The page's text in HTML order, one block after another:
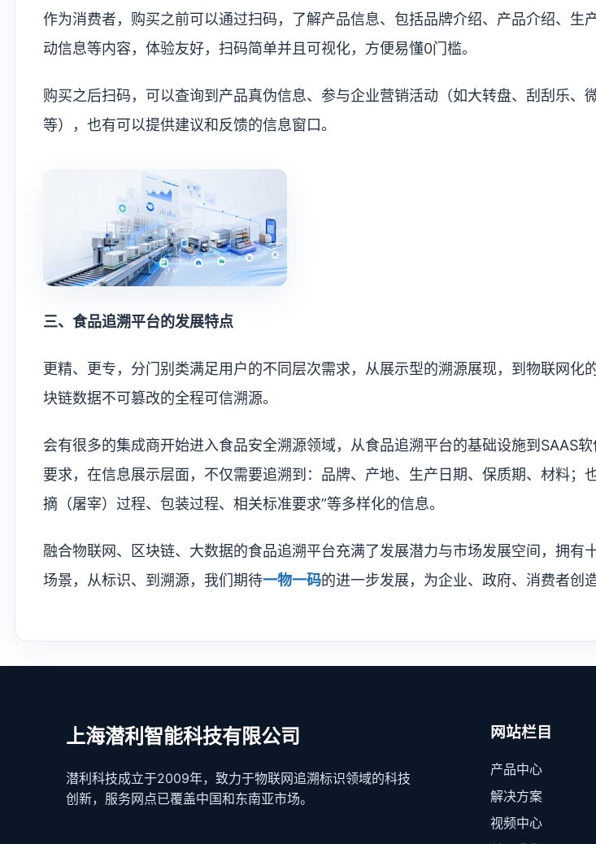
作为消费者，购买之前可以通过扫码，了解产品信息、包括品牌介绍、产品介绍、生
动信息等内容，体验友好，扫码简单并且可视化，方便易懂0门槛。
购买之后扫码，可以查询到产品真伪信息、参与企业营销活动（如大转盘、刮刮乐、
等），也有可以提供建议和反馈的信息窗口。
三、食品追溯平台的发展特点
更精、更专，分门别类满足用户的不同层次需求，从展示型的溯源展现，到物联网化
块链数据不可篡改的全程可信溯源。
会有很多的集成商开始进入食品安全溯源领域，从食品追溯平台的基础设施到SAAS
要求，在信息展示层面，不仅需要追溯到：品牌、产地、生产日期、保质期、材料；
摘（屠宰）过程、包装过程、相关标准要求”等多样化的信息。
融合物联网、区块链、大数据的食品追溯平台充满了发展潜力与市场发展空间，拥有
场景，从标识、到溯源，我们期待一物一码的进一步发展，为企业、政府、消费者创
上海潜利智能科技有限公司
潜利科技成立于2009年，致力于物联网追溯标识领域的科技
创新，服务网点已覆盖中国和东南亚市场。
网站栏目
产品中心
解决方案
视频中心